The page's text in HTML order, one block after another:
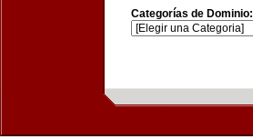
Categorías de Dominio: